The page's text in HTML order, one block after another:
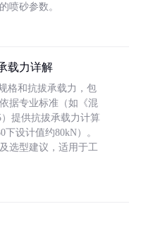
喷砂参数。
载力详解
格和抗拔承载力，包
据专业标准（如《混
提供抗拔承载力计算
设计值约80kN）。
选型建议，适用于工